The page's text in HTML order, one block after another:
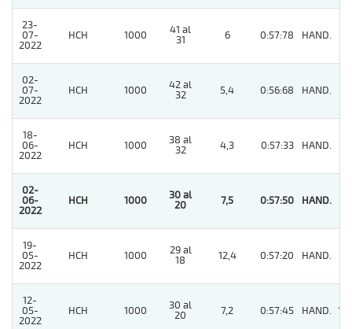
23-
07-
2022
HCH 1000
41 al
31
6 0:57:78 HAND.
02-
07-
2022
HCH 1000
42 al
32
5,4 0:56:68 HAND.
18-
06-
2022
HCH 1000
38 al
32
4,3 0:57:33 HAND.
02-
06-
2022
HCH 1000
30 al
20
7,5 0:57:50 HAND.
19-
05-
2022
HCH 1000
29 al
18
12,4 0:57:20 HAND.
12-
05-
2022
HCH 1000
30 al
20
7,2 0:57:45 HAND. 10